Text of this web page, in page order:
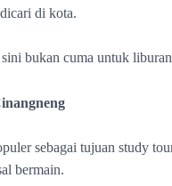
di kota.
bukan cuma untuk
sebagai tujuan study
bermain.